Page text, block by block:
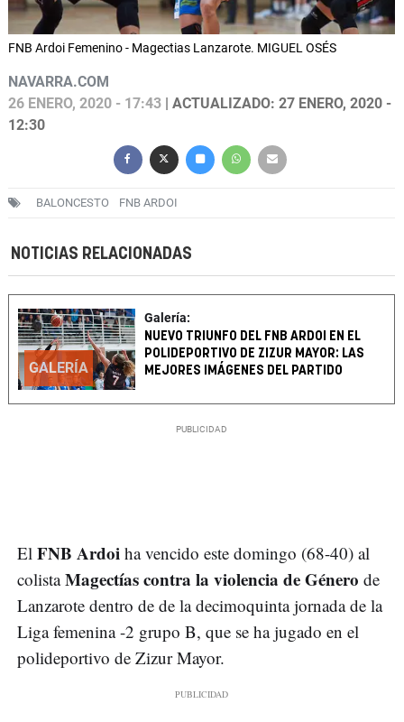
FNB Ardoi Femenino - Magectias Lanzarote. MIGUEL OSÉS
NAVARRA.COM
26 ENERO, 2020 - 17:43 | ACTUALIZADO: 27 ENERO, 2020 -
12:30
BALONCESTO FNB ARDOI
NOTICIAS RELACIONADAS
GALERÍA
Galería:
NUEVO TRIUNFO DEL FNB ARDOI EN EL
POLIDEPORTIVO DE ZIZUR MAYOR: LAS
MEJORES IMÁGENES DEL PARTIDO
El FNB Ardoi ha vencido este domingo (68-40) al
colistaMagectías contra la violencia de Género de
Lanzarote dentro de de la decimoquinta jornada de la
Liga femenina -2 grupo B, que se ha jugado en el
polideportivo de Zizur Mayor.